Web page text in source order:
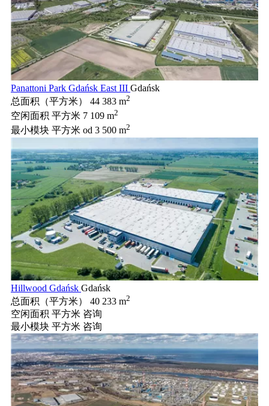
Panattoni Park Gdańsk East III Gdańsk
总面积（平方米）
44 383 m2
空闲面积 平方米 7 109 m2
最小模块 平方米 od 3 500 m2
Hillwood Gdańsk Gdańsk
总面积（平方米）
40 233 m2
空闲面积 平方米 咨询
最小模块 平方米 咨询